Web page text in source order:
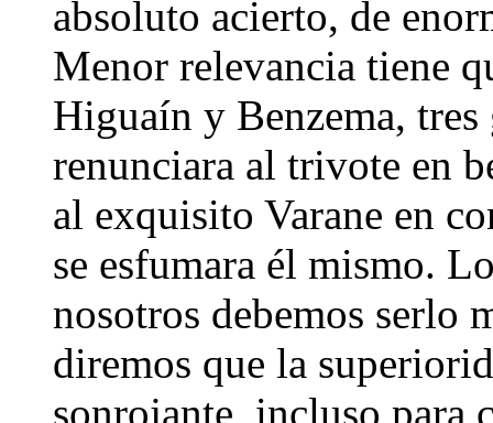
absoluto acierto, de
Menor relevancia tiene
Higuaín y Benzema, tres
renunciara al trivote en
al exquisito Varane en
se esfumara él mismo.
nosotros debemos serlo
diremos que la
sonrojante, incluso para